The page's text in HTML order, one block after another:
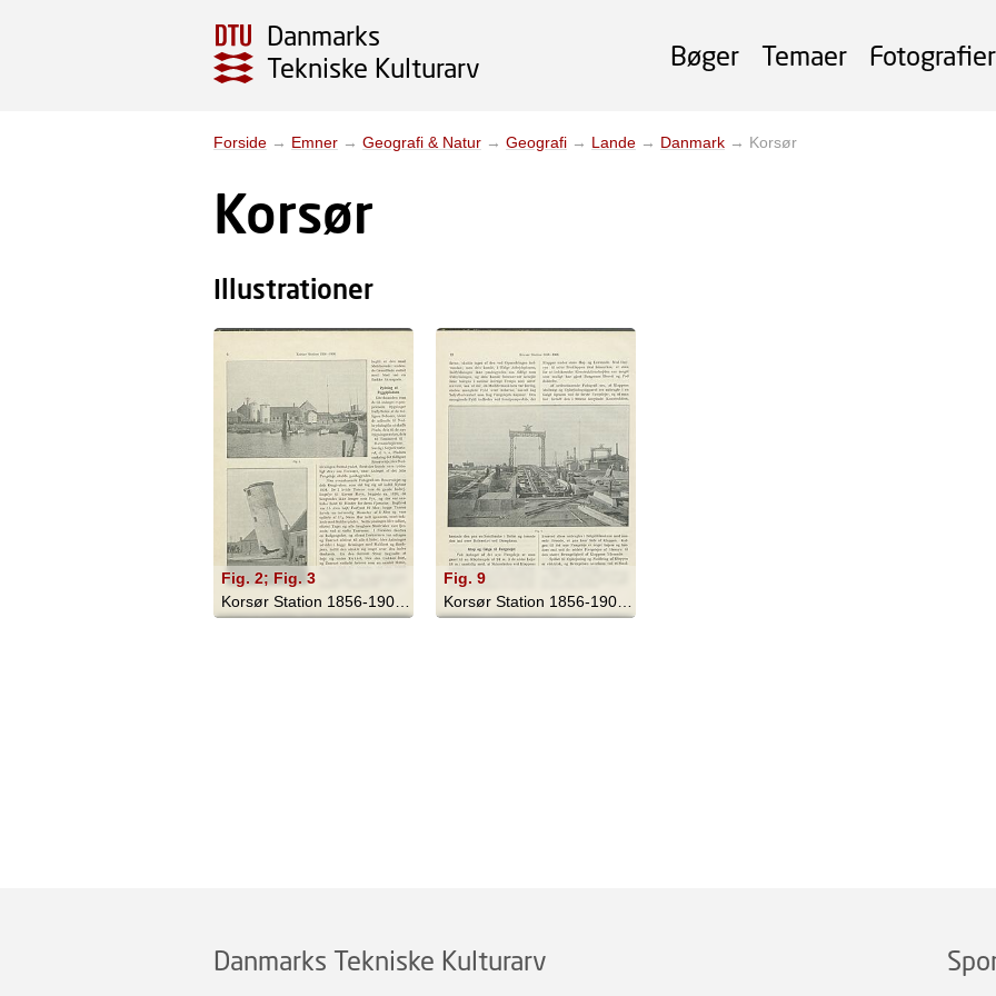
Danmarks
Tekniske Kulturarv
Bøger Temaer Fotografier
Forside → Emner → Geografi & Natur → Geografi → Lande → Danmark → Korsør
Korsør
Illustrationer
Fig. 2; Fig. 3
Fig. 9
Danmarks Tekniske Kulturarv